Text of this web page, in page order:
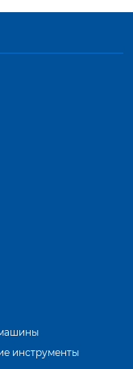
инструменты